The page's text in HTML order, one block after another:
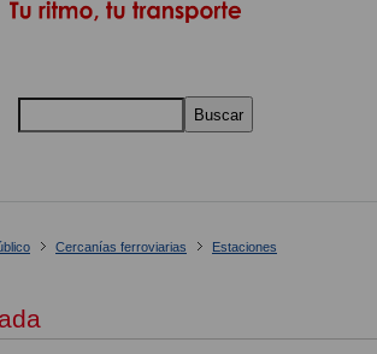
Buscar
Cercanías ferroviarias
Estaciones